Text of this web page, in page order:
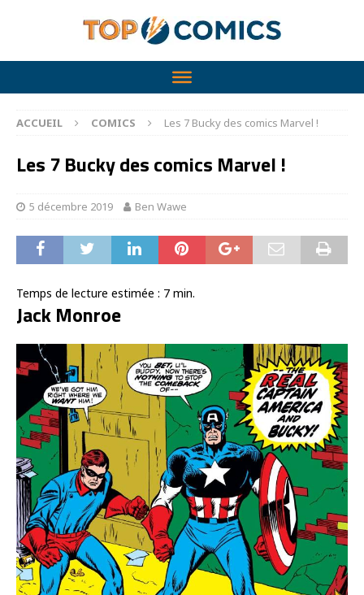
ACCUEIL COMICS Les 7 Bucky des comics Marvel !
Les 7 Bucky des comics Marvel !
5 décembre 2019 Ben Wawe
Temps de lecture estimée : 7 min.
Jack Monroe